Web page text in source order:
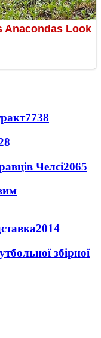
7738
Челсі2065
2014
збірної